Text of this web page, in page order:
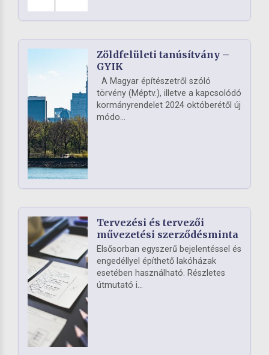
Zöldfelületi tanúsítvány –
GYIK
A Magyar építészetről szóló
törvény (Méptv.), illetve a kapcsolódó
kormányrendelet 2024 októberétől új
módo...
Tervezési és tervezői
művezetési szerződésminta
Elsősorban egyszerű bejelentéssel és
engedéllyel építhető lakóházak
esetében használható. Részletes
útmutató i...